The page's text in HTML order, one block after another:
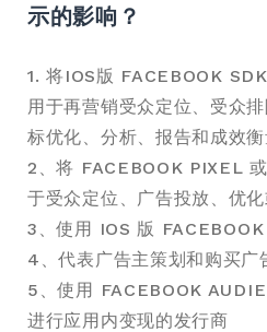
示的影响？
1. 将IOS版 FACEBOOK
用于再营销受众定位、受众
标优化、分析、报告和成效
2、将 FACEBOOK PIXEL
于受众定位、广告投放、优
3、使用 IOS 版
4、代表广告主策划和购买广
5、使用 FACEBOOK
进行应用内变现的发行商